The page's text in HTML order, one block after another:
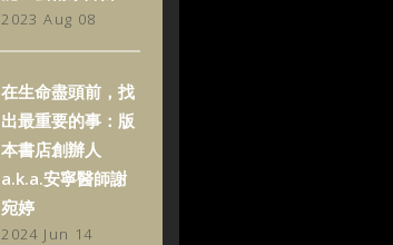
2023 Aug 08
在生命盡頭前，找
出最重要的事：版
本書店創辦人
a.k.a.安寧醫師謝
宛婷
2024 Jun 14